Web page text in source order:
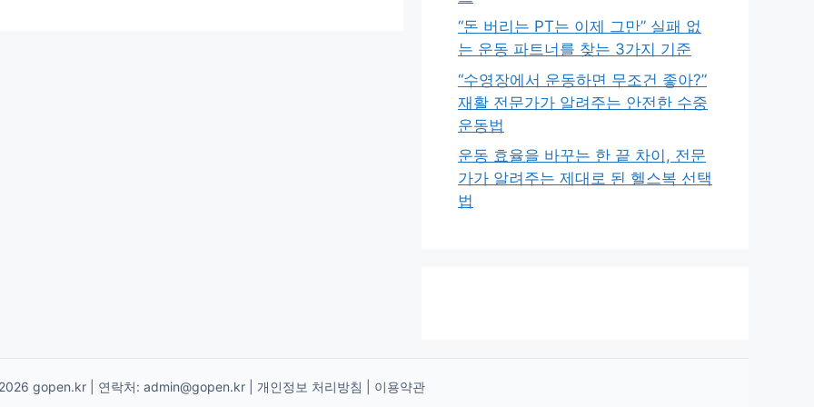
“돈 버리는 PT는 이제 그만” 실패 없
는 운동 파트너를 찾는 3가지 기준
“수영장에서 운동하면 무조건 좋아?”
재활 전문가가 알려주는 안전한 수중
운동법
운동 효율을 바꾸는 한 끝 차이, 전문
가가 알려주는 제대로 된 헬스복 선택
법
gopen.kr | 연락처: admin@gopen.kr| 개인정보 처리방침 이용약관